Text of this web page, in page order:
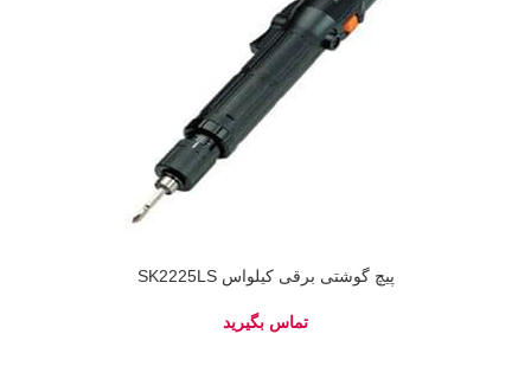
پیچ گوشتی برقی کیلواس SK2225LS